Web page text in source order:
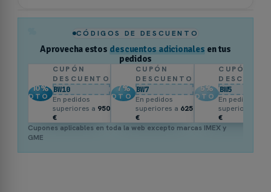
CÓDIGOS DE DESCUENTO
Aprovecha estos descuentos adicionales en tus
pedidos
10%
DTO.
CUPÓN
DESCUENTO
BW10
En pedidos
superiores a 950
€
7%
DTO.
CUPÓN
DESCUENTO
BW7
En pedidos
superiores a 625
€
5%
DTO.
CUPÓN
BW5
En pedidos
superiores a
€
Cupones aplicables en toda la web excepto marcas IMEX y
GME